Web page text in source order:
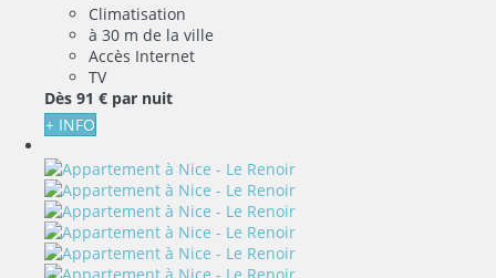
Climatisation
à 30 m de la ville
Accès Internet
TV
Dès 91 € par nuit
+ INFO